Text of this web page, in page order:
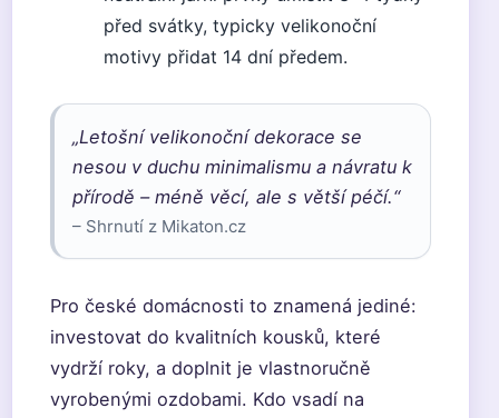
před svátky, typicky velikonoční
motivy přidat 14 dní předem.
„Letošní velikonoční dekorace se
nesou v duchu minimalismu a návratu k
přírodě – méně věcí, ale s větší péčí.“
– Shrnutí z Mikaton.cz
Pro české domácnosti to znamená jediné:
investovat do kvalitních kousků, které
vydrží roky, a doplnit je vlastnoručně
vyrobenými ozdobami. Kdo vsadí na